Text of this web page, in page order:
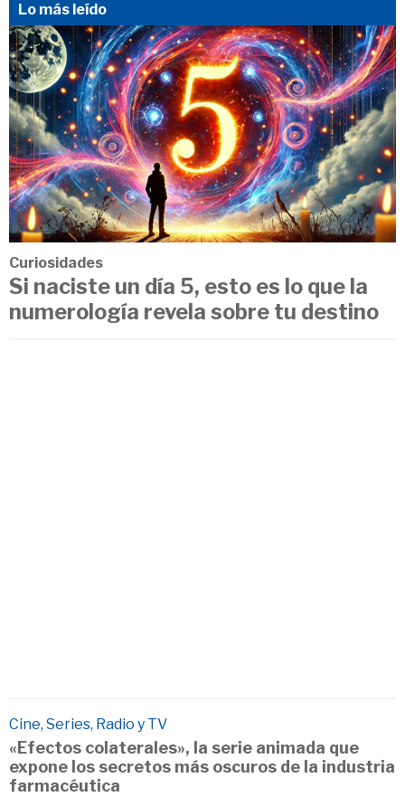
Lo más leído
Curiosidades
Si naciste un día 5, esto es lo que la
numerología revela sobre tu destino
Cine, Series, Radio y TV
«Efectos colaterales», la serie animada que
expone los secretos más oscuros de la industria
farmacéutica